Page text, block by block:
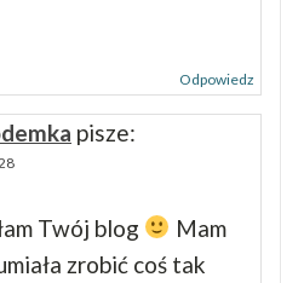
Odpowiedz
pisze:
Twój blog
Mam
zrobić coś tak